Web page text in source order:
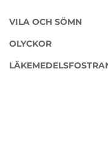
VILA OCH SÖMN
OLYCKOR